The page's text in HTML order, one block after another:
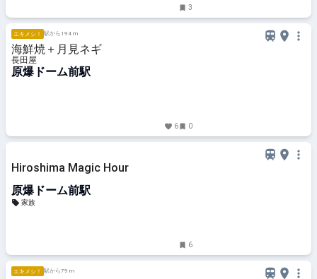
3
エキメシ！ 駅から194 m
海鮮焼＋月見ネギ
長田屋
原爆ドーム前駅
6 0
Hiroshima Magic Hour
原爆ドーム前駅
家族
6
エキメシ！ 駅から79 m